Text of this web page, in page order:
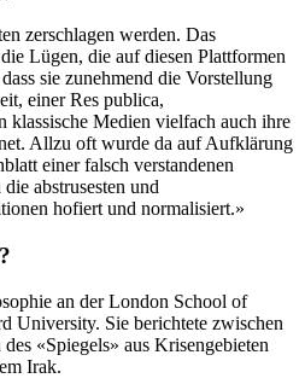
zerschlagen werden. Das
Lügen, die auf diesen Plattformen
sie zunehmend die Vorstellung
einer Res publica,
klassische Medien vielfach auch ihre
Allzu oft wurde da auf Aufklärung
einer falsch verstandenen
abstrusesten und
hofiert und normalisiert.»
an der London School of
University. Sie berichtete zwischen
«Spiegels» aus Krisengebieten
Irak.